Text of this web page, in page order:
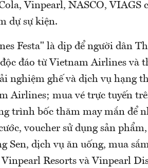
Vinpearl, NASCO, VIAGS
dự sự kiện.
Festa" là dịp để người dân
đáo từ Vietnam Airlines và
nghiệm ghế và dịch vụ hạng
Airlines; mua vé trực tuyến
trình bốc thăm may mắn để
voucher sử dụng sản
Sen, dịch vụ ăn uống, mua
Resorts và Vinpearl